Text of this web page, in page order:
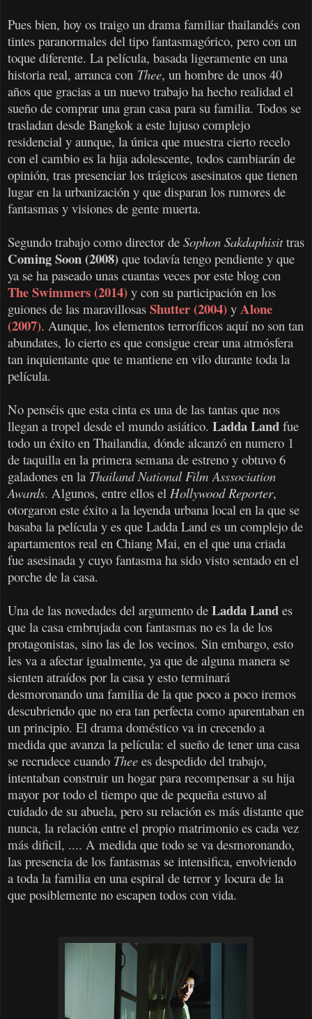
Pues bien, hoy os traigo un drama familiar thailandés con
tintes paranormales del tipo fantasmagórico, pero con un
toque diferente. La película, basada ligeramente en una
historia real, arranca con Thee, un hombre de unos 40
años que gracias a un nuevo trabajo ha hecho realidad el
sueño de comprar una gran casa para su familia. Todos se
trasladan desde Bangkok a este lujuso complejo
residencial y aunque, la única que muestra cierto recelo
con el cambio es la hija adolescente, todos cambiarán de
opinión, tras presenciar los trágicos asesinatos que tienen
lugar en la urbanización y que disparan los rumores de
fantasmas y visiones de gente muerta.
Segundo trabajo como director de Sophon Sakdaphisittras
Coming Soon (2008) que todavía tengo pendiente y que
ya se ha paseado unas cuantas veces por este blog con
The Swimmers (2014) y con su participación en los
guiones de las maravillosas Shutter (2004) y Alone
(2007). Aunque, los elementos terroríficos aquí no son tan
abundates, lo cierto es que consigue crear una atmósfera
tan inquientante que te mantiene en vilo durante toda la
película.
No penséis que esta cinta es una de las tantas que nos
llegan a tropel desde el mundo asiático. Ladda Land fue
todo un éxito en Thailandia, dónde alcanzó en numero 1
de taquilla en la primera semana de estreno y obtuvo 6
galadones en la Thailand National Film Asssociation
Awards. Algunos, entre ellos el Hollywood Reporter,
otorgaron este éxito a la leyenda urbana local en la que se
basaba la película y es que Ladda Land es un complejo de
apartamentos real en Chiang Mai, en el que una criada
fue asesinada y cuyo fantasma ha sido visto sentado en el
porche de la casa.
Una de las novedades del argumento de Ladda Land es
que la casa embrujada con fantasmas no es la de los
protagonistas, sino las de los vecinos. Sin embargo, esto
les va a afectar igualmente, ya que de alguna manera se
sienten atraídos por la casa y esto terminará
desmoronando una familia de la que poco a poco iremos
descubriendo que no era tan perfecta como aparentaban en
un principio. El drama doméstico va in crecendo a
medida que avanza la película: el sueño de tener una casa
se recrudece cuando Thee es despedido del trabajo,
intentaban construir un hogar para recompensar a su hija
mayor por todo el tiempo que de pequeña estuvo al
cuidado de su abuela, pero su relación es más distante que
nunca, la relación entre el propio matrimonio es cada vez
más dificil, .... A medida que todo se va desmoronando,
las presencia de los fantasmas se intensifica, envolviendo
a toda la familia en una espiral de terror y locura de la
que posiblemente no escapen todos con vida.